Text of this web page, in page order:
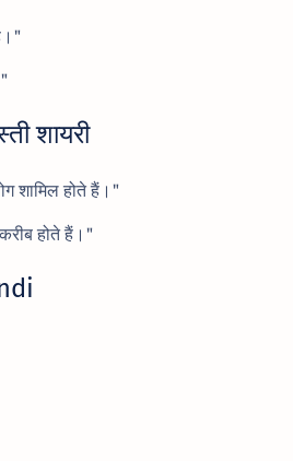
शायरी
शामिल होते हैं।"
होते हैं।"